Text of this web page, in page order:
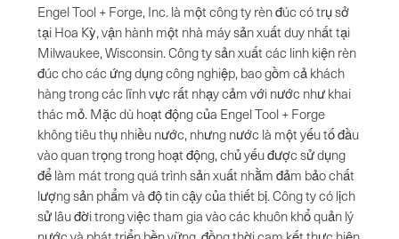
Engel Tool + Forge, Inc. là một công ty rèn đúc có trụ sở
tại Hoa Kỳ, vận hành một nhà máy sản xuất duy nhất tại
Milwaukee, Wisconsin. Công ty sản xuất các linh kiện rèn
đúc cho các ứng dụng công nghiệp, bao gồm cả khách
hàng trong các lĩnh vực rất nhạy cảm với nước như khai
thác mỏ. Mặc dù hoạt động của Engel Tool + Forge
không tiêu thụ nhiều nước, nhưng nước là một yếu tố đầu
vào quan trọng trong hoạt động, chủ yếu được sử dụng
để làm mát trong quá trình sản xuất nhằm đảm bảo chất
lượng sản phẩm và độ tin cậy của thiết bị. Công ty có lịch
sử lâu đời trong việc tham gia vào các khuôn khổ quản lý